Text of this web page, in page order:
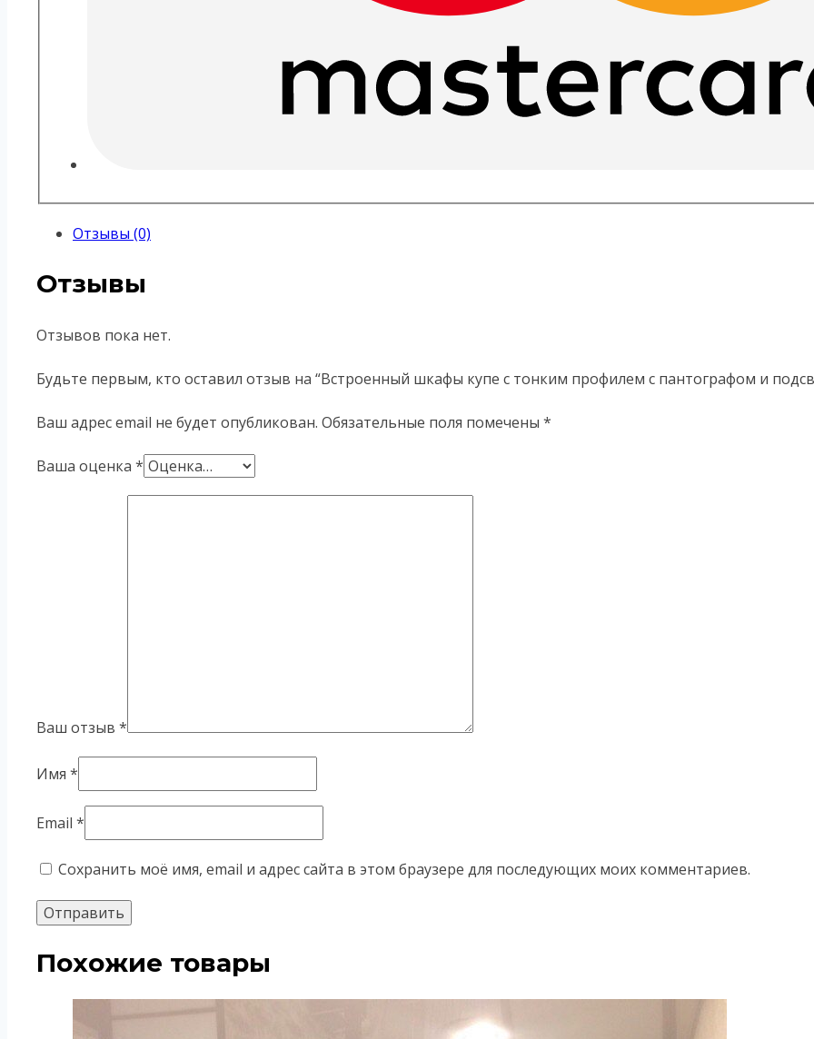
Отзывы (0)
Отзывы
Отзывов пока нет.
Будьте первым, кто оставил отзыв на “Встроенный шкафы купе с тонким профилем с пантографом и
Ваш адрес email не будет опубликован. Обязательные поля помечены *
Ваша оценка *
Ваш отзыв *
Имя *
Email *
Сохранить моё имя, email и адрес сайта в этом браузере для последующих моих комментариев.
Похожие товары